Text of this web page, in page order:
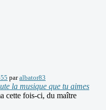
paralbator83
la musique que tu aimes
cette fois-ci, du maître